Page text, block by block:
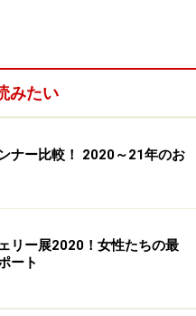
食い込みのストレスは、
す。
ッションを楽しむうえで
は我慢とばかりに、バス
着けている人は少なくあ
キャミソールなどの締め
下着のニーズも高まって
みたい
ナー比較！ 2020～21年のお
リー展2020！女性たちの最
ート